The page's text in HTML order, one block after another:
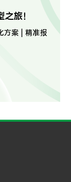
旅！
方案 | 精准报